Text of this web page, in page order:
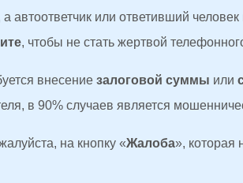
или ответивший человек
, чтобы не стать жертвой
внесение залоговой суммы или
в 90% случаев является
на кнопку «Жалоба», которая